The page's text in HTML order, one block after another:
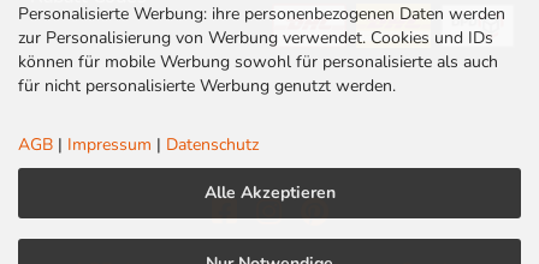
Personalisierte Werbung: ihre personenbezogenen Daten werden
zur Personalisierung von Werbung verwendet. Cookies und IDs
können für mobile Werbung sowohl für personalisierte als auch
für nicht personalisierte Werbung genutzt werden.
AGB | Impressum | Datenschutz
Alle Akzeptieren